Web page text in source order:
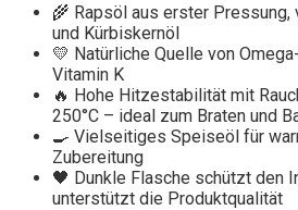
🌾 Rapsöl aus erster
und Kürbiskernöl
💛 Natürliche Quelle von
Vitamin K
🔥 Hohe Hitzestabilität mit
250°C – ideal zum Braten und
🍳 Vielseitiges Speiseöl für
Zubereitung
🖤 Dunkle Flasche schützt den
unterstützt die Produktqualität